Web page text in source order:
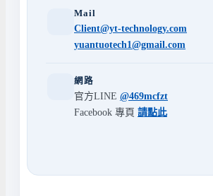
Mail
Client@yt-technology.com
yuantuotech1@gmail.com
網路
官方LINE @469mcfzt
Facebook 專頁 請點此